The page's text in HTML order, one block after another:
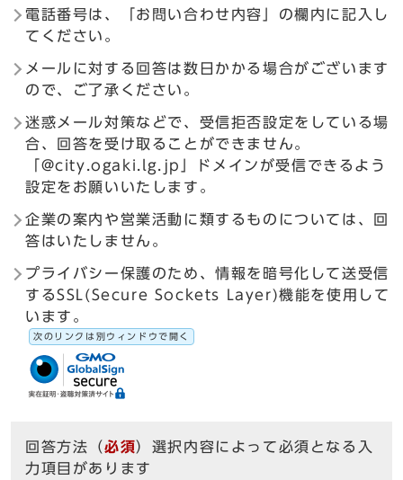
電話番号は、「お問い合わせ内容」の欄内に記入し
てください。
メールに対する回答は数日かかる場合がございます
ので、ご了承ください。
迷惑メール対策などで、受信拒否設定をしている場
合、回答を受け取ることができません。
「@city.ogaki.lg.jp」ドメインが受信できるよう
設定をお願いいたします。
企業の案内や営業活動に類するものについては、回
答はいたしません。
プライバシー保護のため、情報を暗号化して送受信
するSSL(Secure Sockets Layer)機能を使用して
います。
次のリンクは別ウィンドウで開く
回答方法 （必須）選択内容によって必須となる入
力項目があります